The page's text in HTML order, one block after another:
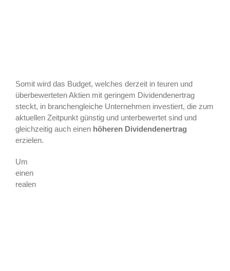
Somit wird das Budget, welches derzeit in teuren und
überbewerteten Aktien mit geringem Dividendenertrag
steckt, in branchengleiche Unternehmen investiert, die zum
aktuellen Zeitpunkt günstig und unterbewertet sind und
gleichzeitig auch einen höheren Dividendenertrag
erzielen.
Um
einen
realen